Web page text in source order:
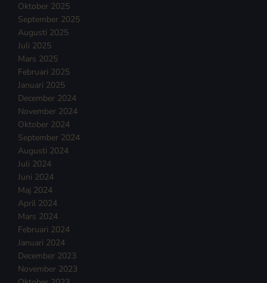
Oktober 2025
September 2025
Augusti 2025
Juli 2025
Mars 2025
Februari 2025
Januari 2025
December 2024
November 2024
Oktober 2024
September 2024
Augusti 2024
Juli 2024
Juni 2024
Maj 2024
April 2024
Mars 2024
Februari 2024
Januari 2024
December 2023
November 2023